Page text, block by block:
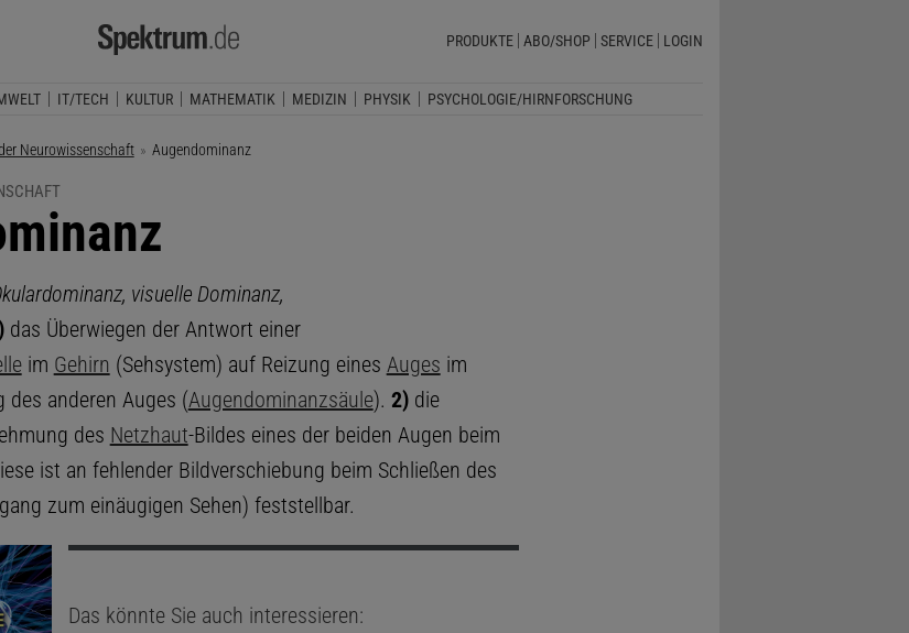
PRODUKTE ABO/SHOP SERVICE LOGIN
IT/TECH KULTUR MATHEMATIK MEDIZIN PHYSIK PSYCHOLOGIE/HIRNFORSCHUNG
Neurowissenschaft Aktuelle Seite:
Augendominanz
visuelle Dominanz,
das Überwiegen der Antwort einer
im Gehirn (Sehsystem) auf Reizung eines Auges im
des anderen Auges (Augendominanzsäule). 2)die
des Netzhaut-Bildes eines der beiden Augen beim
ist an fehlender Bildverschiebung beim Schließen des
zum einäugigen Sehen) feststellbar.
Das könnte Sie auch interessieren: